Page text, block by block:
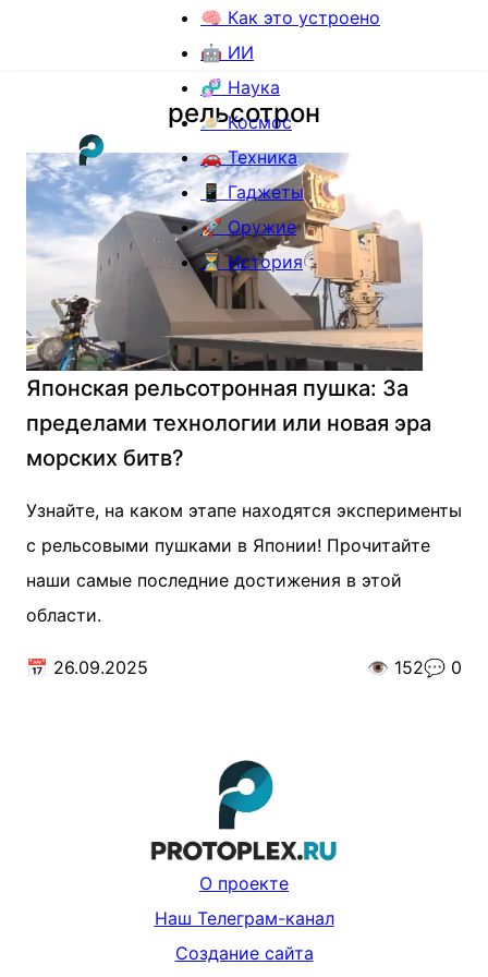
🧠 Как это устроено
🤖 ИИ
🧬 Наука
🪐 Космос
🚗 Техника
📱 Гаджеты
🚀 Оружие
⏳ История
рельсотрон
Японская рельсотронная пушка: За
пределами технологии или новая эра
морских битв?
Узнайте, на каком этапе находятся эксперименты
с рельсовыми пушками в Японии! Прочитайте
наши самые последние достижения в этой
области.
📅 26.09.2025 👁️ 152💬 0
О проекте
Наш Телеграм-канал
Создание сайта